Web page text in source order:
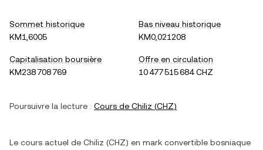
Sommet historique
KM1,6005
Bas niveau historique
KM0,021208
Capitalisation boursière
KM238 708 769
Offre en circulation
10 477 515 684 CHZ
Poursuivre la lecture : Cours de Chiliz (CHZ)
Le cours actuel de Chiliz (CHZ) en mark convertible bosniaque